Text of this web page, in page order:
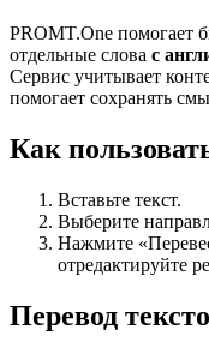
PROMT.One помогает
отдельные слова с
Сервис учитывает
помогает сохранять
Как
Вставьте текст.
Выберите
Нажмите
отредактируйте
Перевод